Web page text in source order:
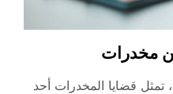
مخدرات
قضايا المخدرات أحد